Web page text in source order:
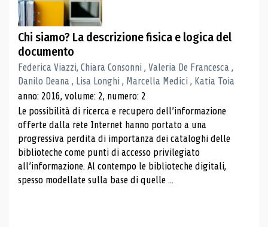
Chi siamo? La descrizione fisica e logica del
documento
Federica Viazzi, Chiara Consonni , Valeria De Francesca ,
Danilo Deana , Lisa Longhi , Marcella Medici , Katia Toia
anno: 2016, volume: 2, numero: 2
Le possibilità di ricerca e recupero dell’informazione
offerte dalla rete Internet hanno portato a una
progressiva perdita di importanza dei cataloghi delle
biblioteche come punti di accesso privilegiato
all’informazione. Al contempo le biblioteche digitali,
spesso modellate sulla base di quelle ...